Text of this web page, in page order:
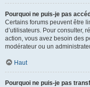
Pourquoi ne puis-je pas
Certains forums peuvent être
d’utilisateurs. Pour consulter,
action, vous avez besoin des
modérateur ou un
Haut
Pourquoi ne puis-je pas